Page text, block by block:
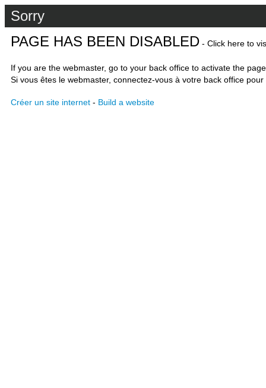
Sorry
PAGE HAS BEEN DISABLED - Click here to
If you are the webmaster, go to your back office to activate the
Si vous êtes le webmaster, connectez-vous à votre back office
Créer un site internet - Build a website